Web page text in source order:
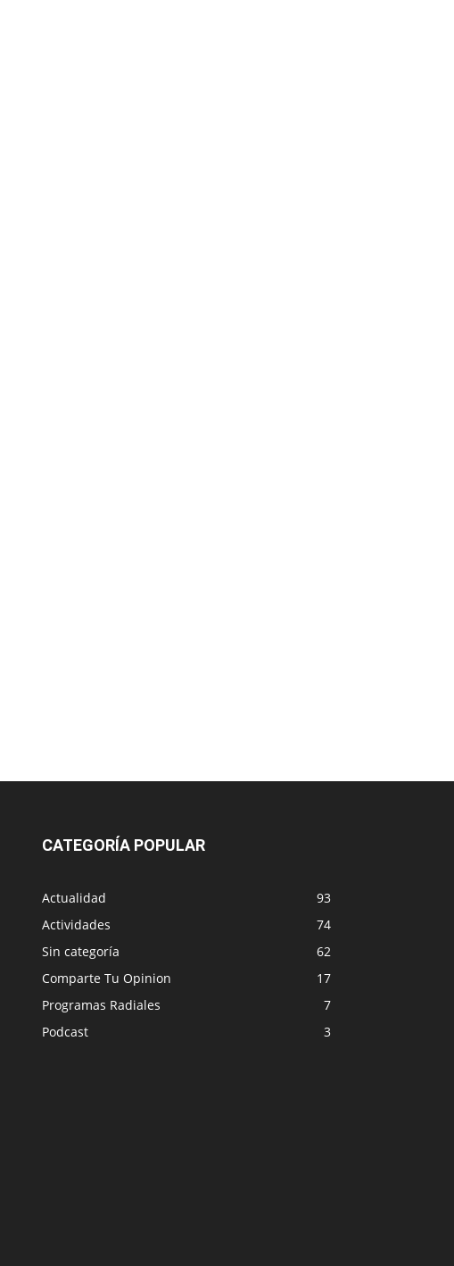
CATEGORÍA POPULAR
Actualidad
93
Actividades
74
Sin categoría
62
Comparte Tu Opinion
17
Programas Radiales
7
Podcast
3